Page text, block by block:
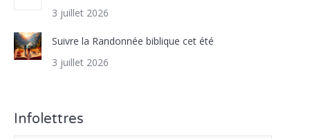
3 juillet 2026
Suivre la Randonnée biblique cet été
3 juillet 2026
Infolettres